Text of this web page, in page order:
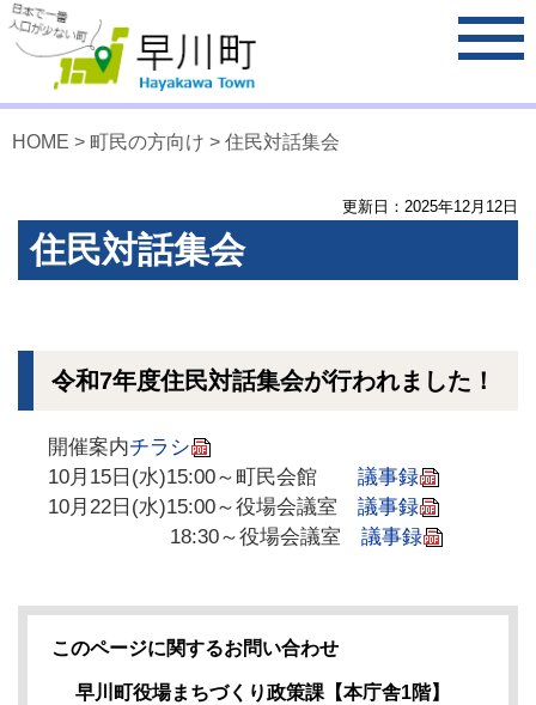
HOME > 町民の方向け > 住民対話集会
更新日： 2025年12 月 12 日
住民対話集会
令和7年度住民対話集会が行われました！
開催案内チラシ
10月15日(水)15:00～町民会館 議事録
10月22日(水)15:00～役場会議室 議事録
18:30～役場会議室 議事録
このページに関するお問い合わせ
早川町役場まちづくり政策課【本庁舎1階】